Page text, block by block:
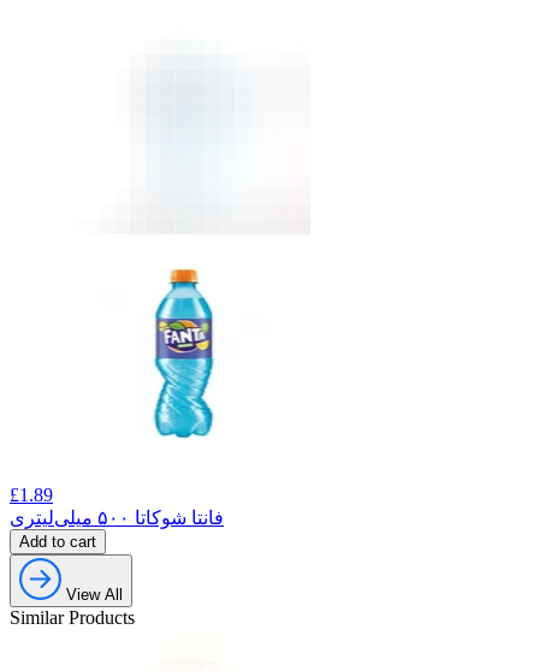
£1.89
فانتا شوکاتا ۵۰۰ میلی‌لیتری
Add to cart
View All
Similar Products